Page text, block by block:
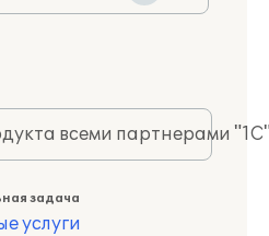
всеми партнерами
задача
услуги